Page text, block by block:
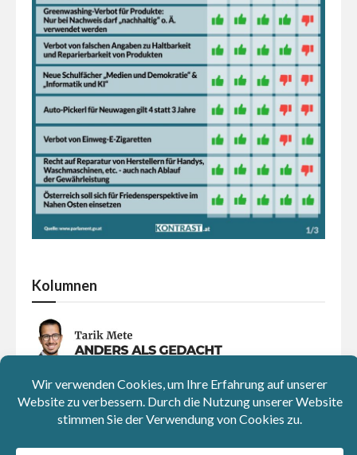
Kolumnen
Herkunft als Schlagzeile: Tust du Gutes, gehörst du
dazu – machst du etwas falsch, bist du ewiger
„Ausländer“